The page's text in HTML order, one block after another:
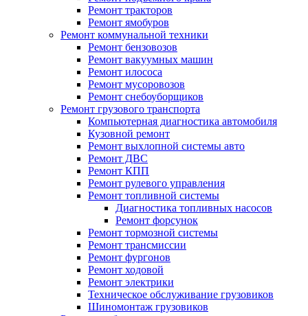
Ремонт тракторов
Ремонт ямобуров
Ремонт коммунальной техники
Ремонт бензовозов
Ремонт вакуумных машин
Ремонт илососа
Ремонт мусоровозов
Ремонт снебоуборщиков
Ремонт грузового транспорта
Компьютерная диагностика автомобиля
Кузовной ремонт
Ремонт выхлопной системы авто
Ремонт ДВС
Ремонт КПП
Ремонт рулевого управления
Ремонт топливной системы
Диагностика топливных насосов
Ремонт форсунок
Ремонт тормозной системы
Ремонт трансмиссии
Ремонт фургонов
Ремонт ходовой
Ремонт электрики
Техническое обслуживание грузовиков
Шиномонтаж грузовиков